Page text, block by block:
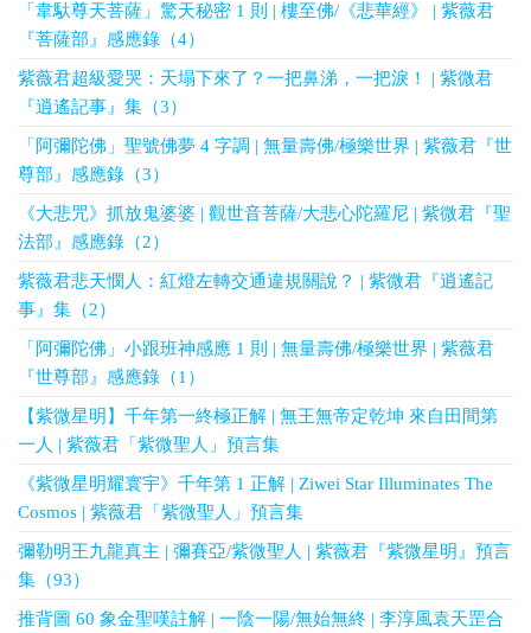
「韋馱尊天菩薩」驚天秘密 1 則 | 樓至佛/《悲華經》 | 紫薇君
『菩薩部』感應錄（4）
紫薇君超級愛哭：天塌下來了？一把鼻涕，一把淚！ | 紫微君
『逍遙記事』集（3）
「阿彌陀佛」聖號佛夢 4 字調 | 無量壽佛/極樂世界 | 紫薇君『世
尊部』感應錄（3）
《大悲咒》抓放鬼婆婆 | 觀世音菩薩/大悲心陀羅尼 | 紫微君『聖
法部』感應錄（2）
紫薇君悲天憫人：紅燈左轉交通違規關說？ | 紫微君『逍遙記
事』集（2）
「阿彌陀佛」小跟班神感應 1 則 | 無量壽佛/極樂世界 | 紫薇君
『世尊部』感應錄（1）
【紫微星明】千年第一終極正解 | 無王無帝定乾坤 來自田間第
一人 | 紫薇君「紫微聖人」預言集
《紫微星明耀寰宇》千年第 1 正解 | Ziwei Star Illuminates The
Cosmos | 紫薇君「紫微聖人」預言集
彌勒明王九龍真主 | 彌賽亞/紫微聖人 | 紫薇君『紫微星明』預言
集（93）
推背圖 60 象金聖嘆註解 | 一陰一陽/無始無終 | 李淳風袁天罡合